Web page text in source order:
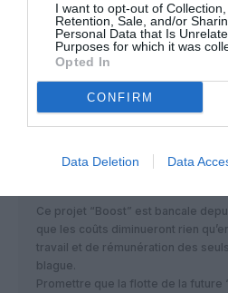
I want to opt-out of Collection,
Retention, Sale, and/or
Personal Data that Is
Purposes for which it was
Opted In
CONFIRM
Data Deletion Data
+10000 Justin Fair…
Ce projet “Boost” est bancale
que les coûts diminueront rien
travail et de rémunération des
blague.
Promettre que la flotte de la future